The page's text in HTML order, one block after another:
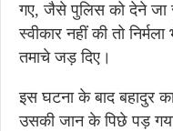
गए, जैसे पुलिस को देने जा
स्वीकार नहीं की तो
तमाचे जड़ दिए।
इस घटना के बाद बहादुर
उसकी जान के पिछे पड़